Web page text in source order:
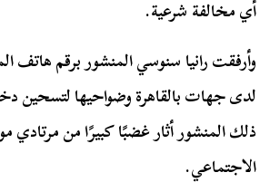
أي مخالفة شرعية.
وأرفقت رانيا سنوسي المنشور برقم هاتف
لدى جهات بالقاهرة وضواحيها لتسحين
ذلك المنشور أثار غضبًا كبيرًا من مرتادي
الاجتماعي.